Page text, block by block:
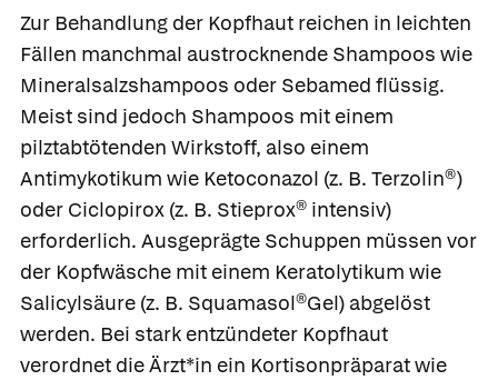
Zur Behandlung der Kopfhaut reichen in leichten
Fällen manchmal austrocknende Shampoos wie
Mineralsalzshampoos oder Sebamed flüssig.
Meist sind jedoch Shampoos mit einem
pilztabtötenden Wirkstoff, also einem
Antimykotikum wie Ketoconazol (z. B. Terzolin®)
oder Ciclopirox (z. B. Stieprox® intensiv)
erforderlich. Ausgeprägte Schuppen müssen vor
der Kopfwäsche mit einem Keratolytikum wie
Salicylsäure (z. B. Squamasol®Gel) abgelöst
werden. Bei stark entzündeter Kopfhaut
verordnet die Ärzt*in ein Kortisonpräparat wie